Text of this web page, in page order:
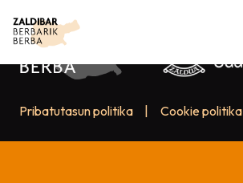
Pribatutasun politika Cookie politika